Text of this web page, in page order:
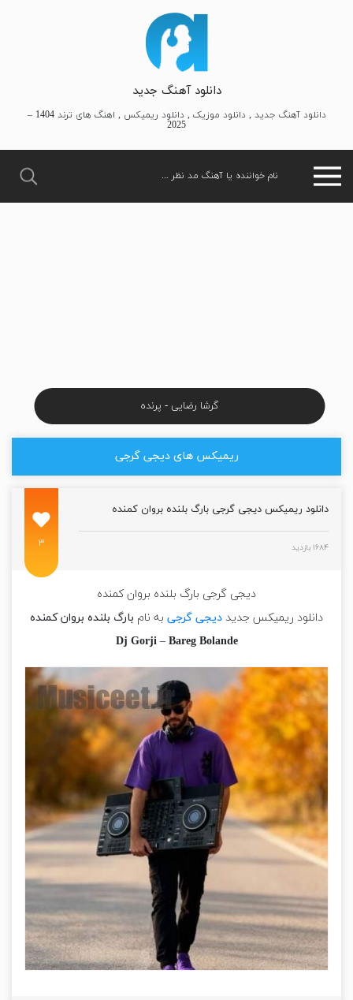
دانلود آهنگ جدید
دانلود آهنگ جدید , دانلود موزیک , دانلود ریمیکس , اهنگ های ترند 1404 –
2025
گرشا رضایی - پرنده
ریمیکس های دیجی گرجی
دانلود ریمیکس دیجی گرجی بارگ بلنده بروان کمنده
۱۶۸۴ بازدید ۳
دیجی گرجی بارگ بلنده بروان کمنده
دانلود ریمیکس جدید دیجی گرجی به نام بارگ بلنده بروان کمنده
Dj Gorji– Bareg Bolande